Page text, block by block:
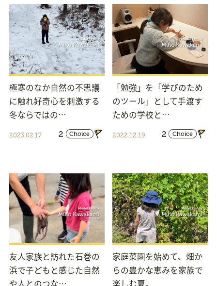
極寒のなか自然の不思議
に触れ好奇心を刺激する
冬ならではの…
2023.02.17 2 Choice
「勉強」を「学びのため
のツール」として手渡す
ための学校と…
2022.12.19 2 Choice
友人家族と訪れた石巻の
浜で子どもと感じた自然
家庭菜園を始めて、畑か
らの豊かな恵みを家族で